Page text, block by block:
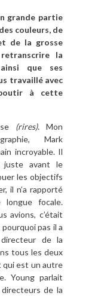
grande partie
couleurs, de
de la grosse
la
que ses
travaillé avec
à cette
(rires). Mon
Mark
incroyable. Il
juste avant le
les objectifs
il n’a rapporté
focale.
avions, c’était
pas il a
de la
tous les deux
qui est un autre
Young parlait
de la